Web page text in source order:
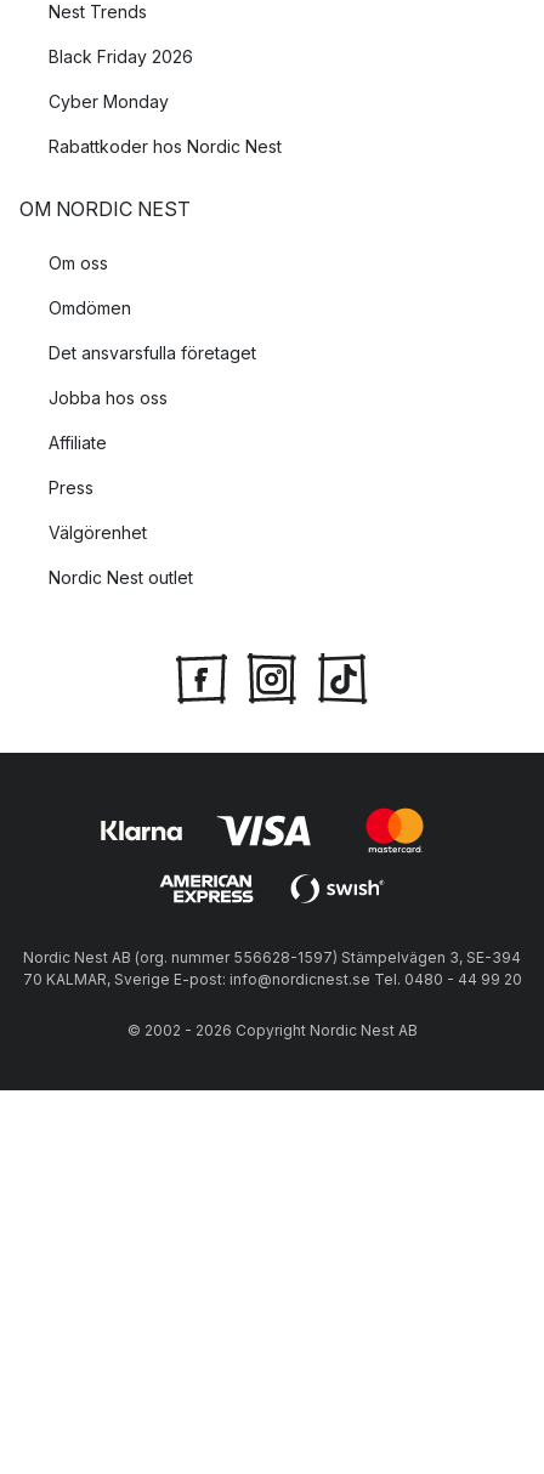
Nest Trends
Black Friday 2026
Cyber Monday
Rabattkoder hos Nordic Nest
OM NORDIC NEST
Om oss
Omdömen
Det ansvarsfulla företaget
Jobba hos oss
Affiliate
Press
Välgörenhet
Nordic Nest outlet
Nordic Nest AB (org. nummer 556628-1597) Stämpelvägen 3, SE-394
70 KALMAR, Sverige E-post: info@nordicnest.se Tel. 0480 - 44 99 20
© 2002 - 2026 Copyright Nordic Nest AB